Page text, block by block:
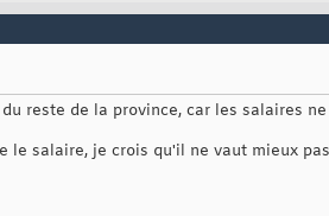
reste de la province, car les salaires
salaire, je crois qu'il ne vaut mieux